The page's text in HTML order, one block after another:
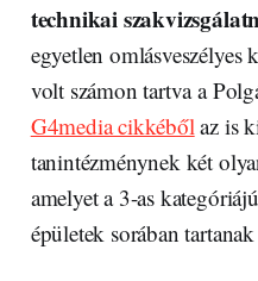
technikai
egyetlen omlásveszélyes
volt számon tartva a
G4media cikkéből az is
tanintézménynek két
amelyet a 3-as
épületek sorában